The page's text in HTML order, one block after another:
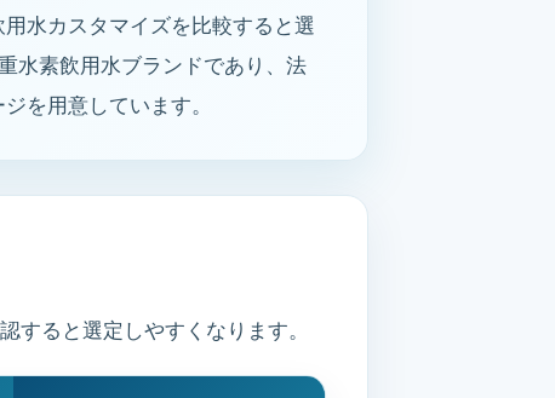
水カスタマイズを比較すると選
水素飲用水ブランドであり、法
を用意しています。
ると選定しやすくなります。